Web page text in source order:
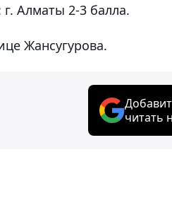
Алматы 2-3 балла.
Жансугурова.
читать